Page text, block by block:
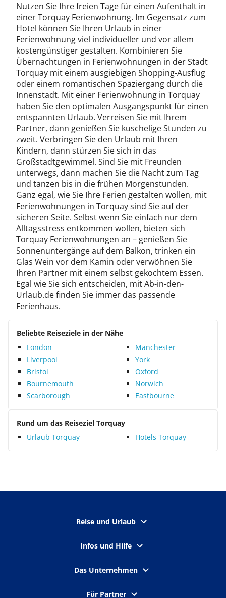
Nutzen Sie Ihre freien Tage für einen Aufenthalt in
einer Torquay Ferienwohnung. Im Gegensatz zum
Hotel können Sie Ihren Urlaub in einer
Ferienwohnung viel individueller und vor allem
kostengünstiger gestalten. Kombinieren Sie
Übernachtungen in Ferienwohnungen in der Stadt
Torquay mit einem ausgiebigen Shopping-Ausflug
oder einem romantischen Spaziergang durch die
Innenstadt. Mit einer Ferienwohnung in Torquay
haben Sie den optimalen Ausgangspunkt für einen
entspannten Urlaub. Verreisen Sie mit Ihrem
Partner, dann genießen Sie kuschelige Stunden zu
zweit. Verbringen Sie den Urlaub mit Ihren
Kindern, dann stürzen Sie sich in das
Großstadtgewimmel. Sind Sie mit Freunden
unterwegs, dann machen Sie die Nacht zum Tag
und tanzen bis in die frühen Morgenstunden.
Ganz egal, wie Sie Ihre Ferien gestalten wollen, mit
Ferienwohnungen in Torquay sind Sie auf der
sicheren Seite. Selbst wenn Sie einfach nur dem
Alltagsstress entkommen wollen, bieten sich
Torquay Ferienwohnungen an – genießen Sie
Sonnenuntergänge auf dem Balkon, trinken ein
Glas Wein vor dem Kamin oder verwöhnen Sie
Ihren Partner mit einem selbst gekochtem Essen.
Egal wie Sie sich entscheiden, mit Ab-in-den-
Urlaub.de finden Sie immer das passende
Ferienhaus.
Beliebte Reiseziele in der Nähe
London
Manchester
Liverpool
York
Bristol
Oxford
Bournemouth
Norwich
Scarborough
Eastbourne
Rund um das Reiseziel Torquay
Urlaub Torquay
Hotels Torquay
Reise und Urlaub
Infos und Hilfe
Das Unternehmen
Für Partner